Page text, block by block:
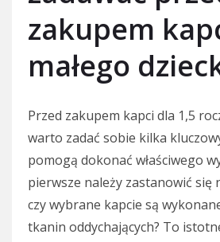
zakupem
małego
Przed zakupem kapci dla 1,5
warto zadać sobie kilka
pomogą dokonać właściwego
pierwsze należy zastanowić się
czy wybrane kapcie są
tkanin oddychających? To